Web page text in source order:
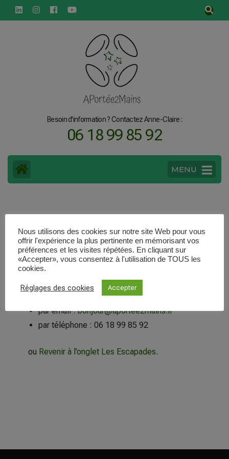
principal
Besoin d'information ? Contactez Anne-Claire :
06 18 99 85 92
MENU
[simpay_error show_to= »admin »]
Votre session de paiement a été annulée.
Besoin d’aide ? Contactez-nous !
par email :bonjour@aportee2mains.fr
par téléphone : 06 18 99 85 92
ou Revenir à l’onglet Les Escapades.
Nous utilisons des cookies sur notre site Web pour vous
offrir l'expérience la plus pertinente en mémorisant vos
préférences et les visites répétées. En cliquant sur
«Accepter», vous consentez à l'utilisation de TOUS les
cookies.
Réglages des cookies Accepter